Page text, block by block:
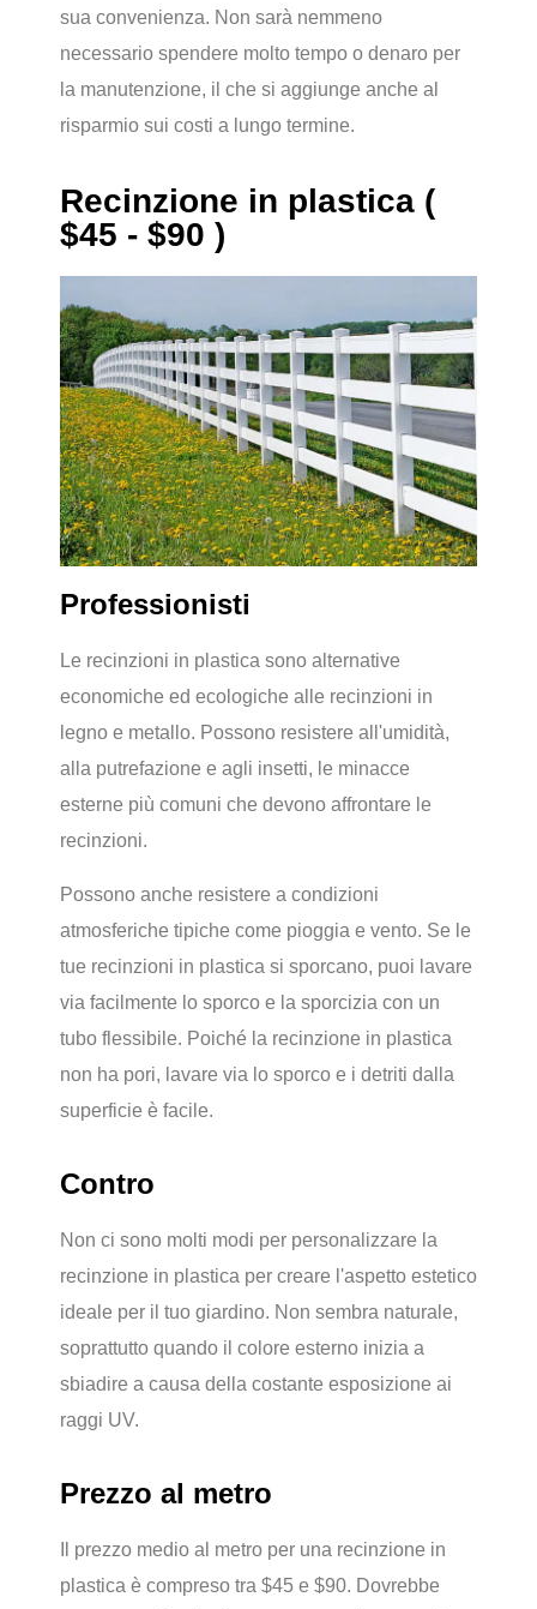
sua convenienza. Non sarà nemmeno
necessario spendere molto tempo o denaro per
la manutenzione, il che si aggiunge anche al
risparmio sui costi a lungo termine.
Recinzione in plastica (
$45 - $90 )
Professionisti
Le recinzioni in plastica sono alternative
economiche ed ecologiche alle recinzioni in
legno e metallo. Possono resistere all'umidità,
alla putrefazione e agli insetti, le minacce
esterne più comuni che devono affrontare le
recinzioni.
Possono anche resistere a condizioni
atmosferiche tipiche come pioggia e vento. Se le
tue recinzioni in plastica si sporcano, puoi lavare
via facilmente lo sporco e la sporcizia con un
tubo flessibile. Poiché la recinzione in plastica
non ha pori, lavare via lo sporco e i detriti dalla
superficie è facile.
Contro
Non ci sono molti modi per personalizzare la
recinzione in plastica per creare l'aspetto estetico
ideale per il tuo giardino. Non sembra naturale,
soprattutto quando il colore esterno inizia a
sbiadire a causa della costante esposizione ai
raggi UV.
Prezzo al metro
Il prezzo medio al metro per una recinzione in
plastica è compreso tra $45 e $90. Dovrebbe